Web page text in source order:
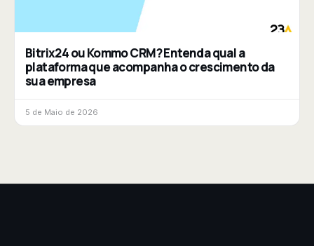
Bitrix24 ou Kommo CRM? Entenda qual a
plataforma que acompanha o crescimento da
sua empresa
5 de Maio de 2026